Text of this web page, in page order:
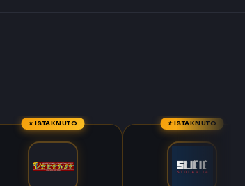
⭐ ISTAKNUTO ⭐ ISTAKNUTO